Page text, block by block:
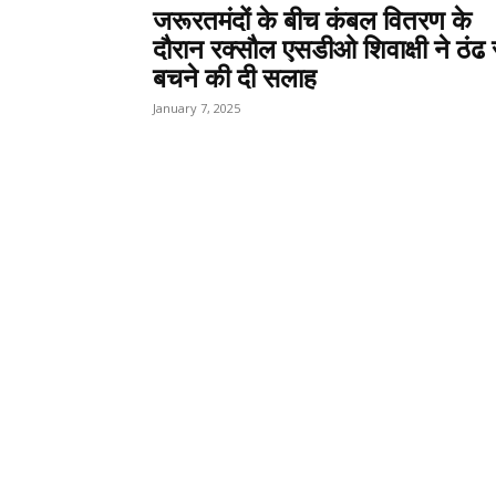
जरूरतमंदों के बीच कंबल वितरण के
दौरान रक्सौल एसडीओ शिवाक्षी ने
बचने की दी सलाह
January 7, 2025